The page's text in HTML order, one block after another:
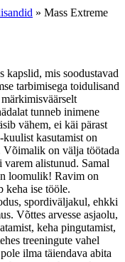
» Mass Extreme
kapslid, mis soodustavad
tarbimisega toidulisand
tunneb inimene
vähem, ei käi pärast
kuulist kasutamist on
Võimalik on välja töötada
alistunud. Samal
loomulik! Ravim on
keha ise tööle.
spordiväljakul, ehkki
Võttes arvesse asjaolu,
keha pingutamist,
treeningute vahel
ilma täiendava abita